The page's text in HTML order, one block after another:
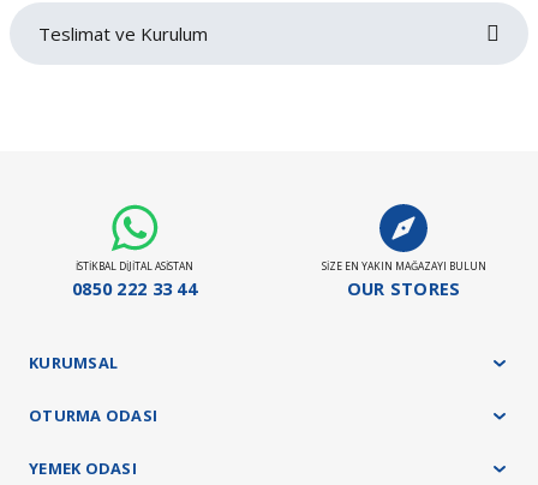
Teslimat ve Kurulum
Panel ürün grubu ve baza - başlık ürünlerimizde 45 gün
Yatak ürün grubumuz ise 21 gündür.
Stokta Olan Ürünler İçin Teslim Süresi : 10-15 Gün
İSTİKBAL DİJİTAL ASİSTAN
0850 222 33 44
SİZE EN YAKIN MAĞAZAYI BULUN
OUR STORES
KURUMSAL
OTURMA ODASI
YEMEK ODASI